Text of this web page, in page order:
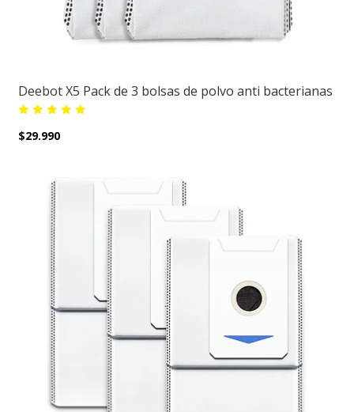
Deebot X5 Pack de 3 bolsas de polvo anti bacterianas
$29.990